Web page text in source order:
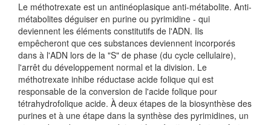
Le méthotrexate est un antinéoplasique anti-métabolite. Anti-
métabolites déguiser en purine ou pyrimidine - qui
deviennent les éléments constitutifs de l'ADN. Ils
empêcheront que ces substances deviennent incorporés
dans à l'ADN lors de la "S" de phase (du cycle cellulaire),
l'arrêt du développement normal et la division. Le
méthotrexate inhibe réductase acide folique qui est
responsable de la conversion de l'acide folique pour
tétrahydrofolique acide. À deux étapes de la biosynthèse des
purines et à une étape dans la synthèse des pyrimidines, un